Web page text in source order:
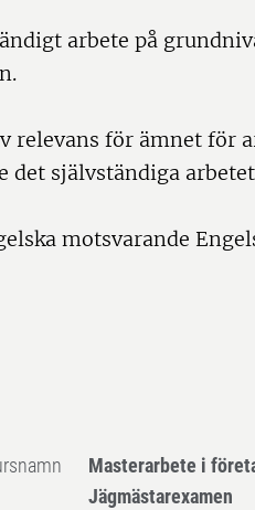
arbete på
relevans för ämnet för
det självständiga
motsvarande
Masterarbete i
Jägmästarexamen